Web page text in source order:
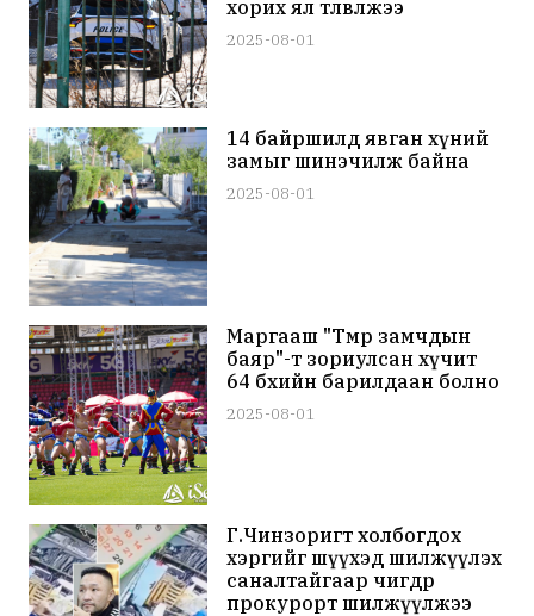
хорих ял төлөвлөжээ
2025-08-01
14 байршилд явган хүний
замыг шинэчилж байна
2025-08-01
Маргааш "Төмөр замчдын
баяр"-т зориулсан хүчит
64 бөхийн барилдаан болно
2025-08-01
Г.Чинзоригт холбогдох
хэргийг шүүхэд шилжүүлэх
саналтайгаар өчигдөр
прокурорт шилжүүлжээ